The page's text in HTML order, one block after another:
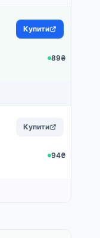
Купити
89₴
Купити
94₴